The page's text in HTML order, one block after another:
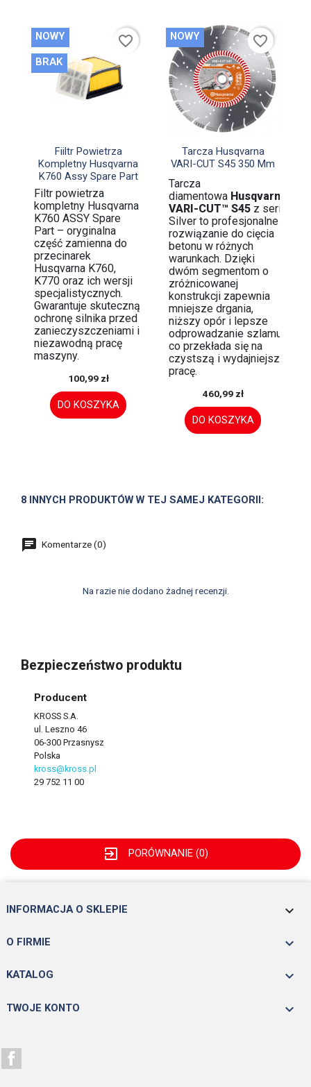
Szybki podgląd
Fiiltr Powietrza
Kompletny Husqvarna
K760 Assy Spare Part
Filtr powietrza
kompletny Husqvarna
K760 ASSY Spare
Part – oryginalna
część zamienna do
przecinarek
Husqvarna K760,
K770 oraz ich wersji
specjalistycznych.
Gwarantuje skuteczną
ochronę silnika przed
zanieczyszczeniami i
niezawodną pracę
maszyny.
100,99 zł
DO KOSZYKA
NOWY
BRAK
favorite_border
Szybki podgląd
Tarcza Husqvarna
VARI-CUT S45 350 Mm
Tarcza
diamentowa Husqvarna
VARI-CUT™ S45z serii
Silver to profesjonalne
rozwiązanie do cięcia
betonu w różnych
warunkach. Dzięki
dwóm segmentom o
zróżnicowanej
konstrukcji zapewnia
mniejsze drgania,
niższy opór i lepsze
odprowadzanie szlamu,
co przekłada się na
czystszą i wydajniejszą
pracę.
460,99 zł
DO KOSZYKA
NOWY favorite_border
8 INNYCH PRODUKTÓW W TEJ SAMEJ KATEGORII:
Komentarze (0)
Na razie nie dodano żadnej recenzji.
Bezpieczeństwo produktu
Producent
KROSS S.A.
ul. Leszno 46
06-300 Przasnysz
Polska
kross@kross.pl
29 752 11 00
exit_to_app PORÓWNANIE (0)
INFORMACJA O SKLEPIE keyboard_arrow_down
O FIRMIE 
KATALOG 
TWOJE KONTO 